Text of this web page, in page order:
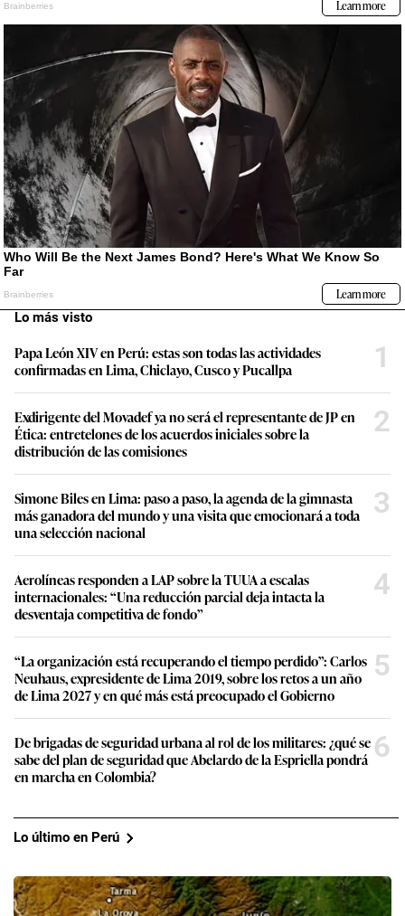
Lo más visto
Papa León XIV en Perú: estas son todas las actividades
confirmadas en Lima, Chiclayo, Cusco y Pucallpa
1
Exdirigente del Movadef ya no será el representante de JP en
Ética: entretelones de los acuerdos iniciales sobre la
distribución de las comisiones
2
Simone Biles en Lima: paso a paso, la agenda de la gimnasta
más ganadora del mundo y una visita que emocionará a toda
una selección nacional
3
Aerolíneas responden a LAP sobre la TUUA a escalas
internacionales: “Una reducción parcial deja intacta la
desventaja competitiva de fondo”
4
“La organización está recuperando el tiempo perdido”: Carlos
Neuhaus, expresidente de Lima 2019, sobre los retos a un año
de Lima 2027 y en qué más está preocupado el Gobierno
5
De brigadas de seguridad urbana al rol de los militares: ¿qué se
sabe del plan de seguridad que Abelardo de la Espriella pondrá
en marcha en Colombia?
6
Lo último en Perú